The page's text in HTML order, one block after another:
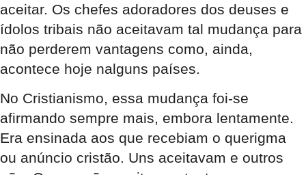
aceitar. Os chefes adoradores dos deuses e
ídolos tribais não aceitavam tal mudança para
não perderem vantagens como, ainda,
acontece hoje nalguns países.
No Cristianismo, essa mudança foi-se
afirmando sempre mais, embora lentamente.
Era ensinada aos que recebiam o querigma
ou anúncio cristão. Uns aceitavam e outros